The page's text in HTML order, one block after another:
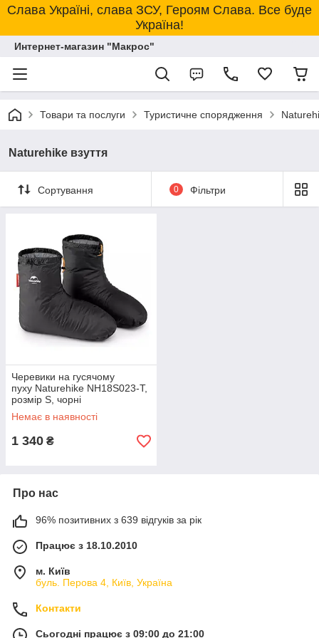
Слава Україні, слава ЗСУ, Героям Слава. Все буде
Україна!
Интернет-магазин "Макрос"
Товари та послуги Туристичне спорядження
Naturehike взуття
Сортування 0 Фільтри
Черевики на гусячому
пуху Naturehike NH18S023-T,
розмір S, чорні
Немає в наявності
1 340 ₴
Про нас
96% позитивних з 639 відгуків за рік
Працює з 18.10.2010
м. Київ
буль. Перова 4, Київ, Україна
Контакти
Сьогодні працює з 09:00 до 21:00